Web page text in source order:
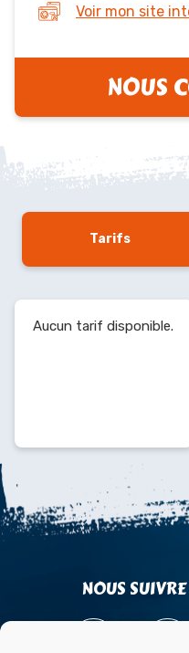
Voir mon site
NOUS
Tarifs
Aucun tarif disponible.
NOUS